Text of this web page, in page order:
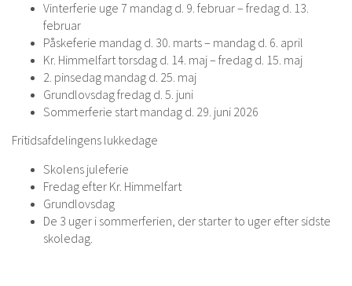
Vinterferie uge 7 mandag d. 9. februar – fredag d. 13.
februar
Påskeferie mandag d. 30. marts – mandag d. 6. april
Kr. Himmelfart torsdag d. 14. maj – fredag d. 15. maj
2. pinsedag mandag d. 25. maj
Grundlovsdag fredag d. 5. juni
Sommerferie start mandag d. 29. juni 2026
Fritidsafdelingens lukkedage
Skolens juleferie
Fredag efter Kr. Himmelfart
Grundlovsdag
De 3 uger i sommerferien, der starter to uger efter sidste
skoledag.